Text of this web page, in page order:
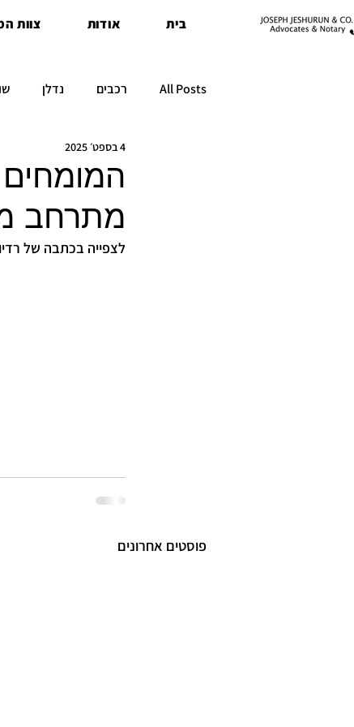
צוות אודות בית
All Posts רכבים נדלן
מתרחב
4 בספט׳ 2025
לצפייה בכתבה של
פוסטים אחרונים